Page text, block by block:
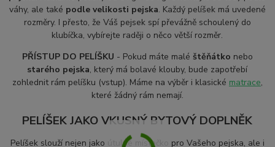
váhy, ale také podle velikosti pejska. Každý pelíšek má uvedené
rozměry. I přesto, že Váš pejsek spí převážně schoulený do
klubíčka, vybírejte raději o něco větší rozměr.
PŘÍSTUP DO PELÍŠKU - Pokud máte malé štěňátko nebo
starého pejska, který má bolavé klouby, bude zapotřebí
zohlednit rám pelíšku (vstup). Máme na výběr i klasické matrace,
které žádný rám nemají.
PELÍŠEK JAKO VKUSNÝ BYTOVÝ DOPLNĚK
Pelíšek slouží nejen jako útulné místečko pro Vašeho pejska, ale i